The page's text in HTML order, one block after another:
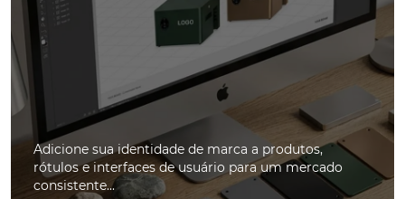
Adicione sua identidade de marca a produtos,
rótulos e interfaces de usuário para um mercado
consistente...